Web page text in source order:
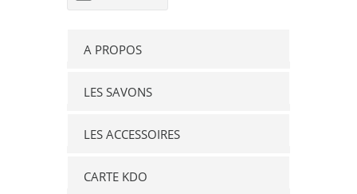
A PROPOS
LES SAVONS
LES ACCESSOIRES
CARTE KDO